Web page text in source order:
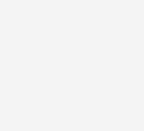
nun bekannt gab,
sechste überzeichnete
Onshore-
erstmals nach 2017 –
anvisierte
Jahres übetroffen.